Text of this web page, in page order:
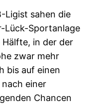
Ligist sahen die
Lück-Sportanlage
Hälfte, in der der
zwar mehr
bis auf einen
einer
Chancen